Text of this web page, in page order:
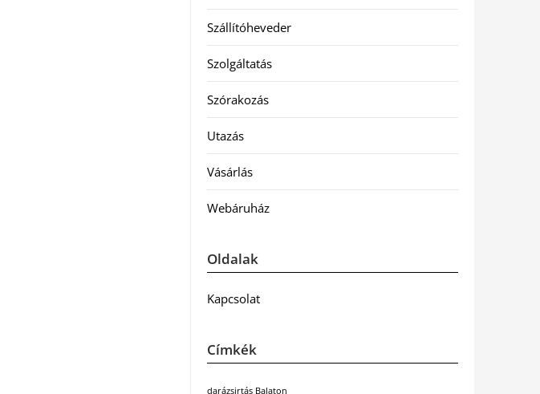
Szállítóheveder
Szolgáltatás
Szórakozás
Utazás
Vásárlás
Webáruház
Oldalak
Kapcsolat
Címkék
darázsirtás Balaton